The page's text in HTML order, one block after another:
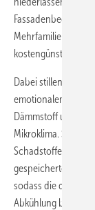
kostengünstig zurück.
Dabei stillen die
emotionalem
Dämmstoff und
Mikroklima. Sie
Schadstoffe von
gespeicherte
sodass die dabei
Abkühlung beiträgt.